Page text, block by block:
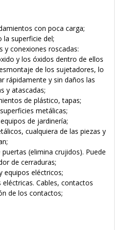
con poca carga;
superficie del;
y conexiones roscadas:
y los óxidos dentro de ellos
de los sujetadores, lo
rápidamente y sin daños las
y atascadas;
de plástico, tapas;
metálicas;
de jardinería;
cualquiera de las piezas y
(elimina crujidos). Puede
de cerraduras;
equipos eléctricos;
Cables, contactos
de los contactos;